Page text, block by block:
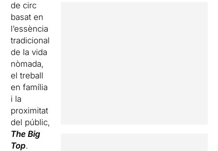
de circ
basat en
l’essència
tradicional
de la vida
nòmada,
el treball
en família
i la
proximitat
del públic,
The Big
Top.